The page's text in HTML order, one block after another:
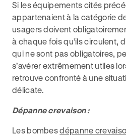
Si les équipements cités
appartenaient à la catégorie
usagers doivent
à chaque fois qu’ils circulent,
qui ne sont pas obligatoires,
s’avérer extrêmement utiles
retrouve confronté à une
délicate.
Dépanne crevaison :
Les bombesdépanne